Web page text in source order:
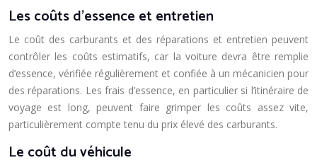
Les coûts d’essence et entretien
Le coût des carburants et des réparations et entretien peuvent
contrôler les coûts estimatifs, car la voiture devra être remplie
d’essence, vérifiée régulièrement et confiée à un mécanicien pour
des réparations. Les frais d’essence, en particulier si l’itinéraire de
voyage est long, peuvent faire grimper les coûts assez vite,
particulièrement compte tenu du prix élevé des carburants.
Le coût du véhicule